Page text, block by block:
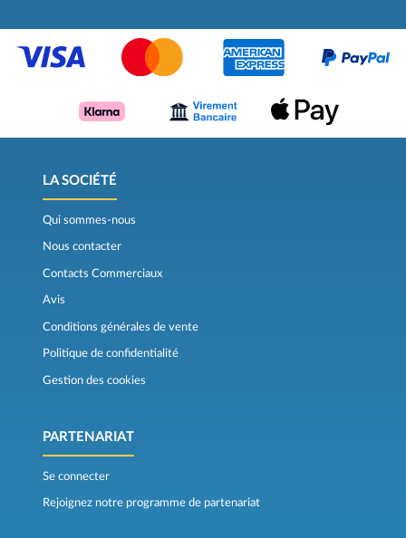
LA SOCIÉTÉ
Qui sommes-nous
Nous contacter
Contacts Commerciaux
Avis
Conditions générales de vente
Politique de confidentialité
Gestion des cookies
PARTENARIAT
Se connecter
Rejoignez notre programme de partenariat